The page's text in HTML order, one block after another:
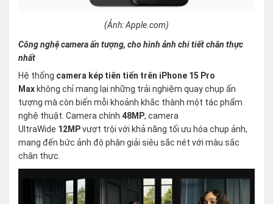
(Ảnh: Apple.com)
Công nghệ camera ấn tượng, cho hình ảnh chi tiết chân thực
nhất
Hệ thống camera kép tiên tiến trên iPhone 15 Pro
Max không chỉ mang lại những trải nghiệm quay chụp ấn
tượng mà còn biến mỗi khoảnh khắc thành một tác phẩm
nghệ thuật. Camera chính 48MP, camera
UltraWide 12MPvượt trội với khả năng tối ưu hóa chụp ảnh,
mang đến bức ảnh độ phân giải siêu sắc nét với màu sắc
chân thực.